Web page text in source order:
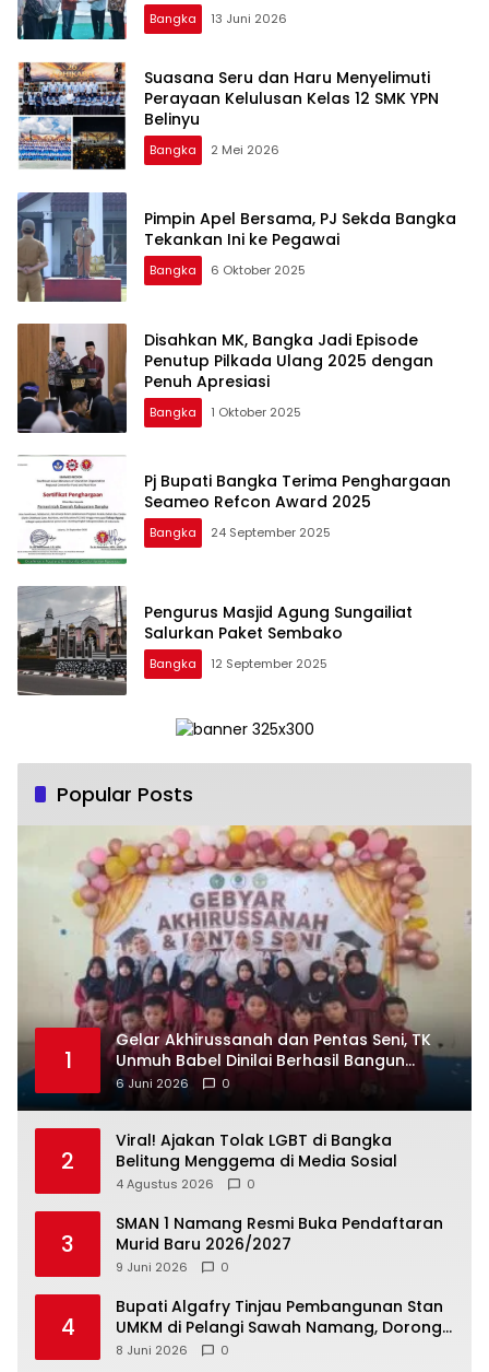
Bangka 13 Juni 2026
Suasana Seru dan Haru Menyelimuti
Perayaan Kelulusan Kelas 12 SMK YPN
Belinyu
Bangka 2 Mei 2026
Pimpin Apel Bersama, PJ Sekda Bangka
Tekankan Ini ke Pegawai
Bangka 6 Oktober 2025
Disahkan MK, Bangka Jadi Episode
Penutup Pilkada Ulang 2025 dengan
Penuh Apresiasi
Bangka 1 Oktober 2025
Pj Bupati Bangka Terima Penghargaan
Seameo Refcon Award 2025
Bangka 24 September 2025
Pengurus Masjid Agung Sungailiat
Salurkan Paket Sembako
Bangka 12 September 2025
Popular Posts
1
‎Gelar Akhirussanah dan Pentas Seni, TK
Unmuh Babel Dinilai Berhasil Bangun
6 Juni 2026 0
2
Viral! Ajakan Tolak LGBT di Bangka
Belitung Menggema di Media Sosial
4 Agustus 2026 0
3
SMAN 1 Namang Resmi Buka Pendaftaran
Murid Baru 2026/2027
9 Juni 2026 0
4
‎Bupati Algafry Tinjau Pembangunan Stan
UMKM di Pelangi Sawah Namang, Dorong
Wisata dan Ekonomi Lokal Kian Tertata
8 Juni 2026 0